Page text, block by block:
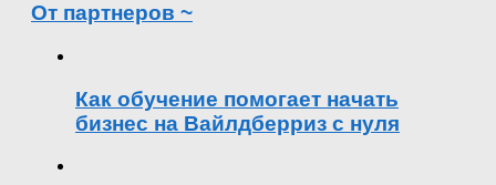
От партнеров ~
Как обучение помогает начать
бизнес на Вайлдберриз с нуля